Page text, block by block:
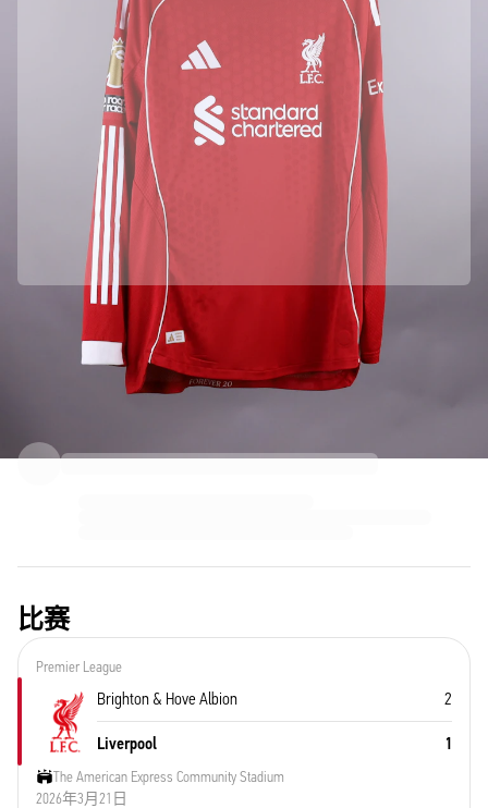
由Liverpool FC官方合作带来
本藏品由Liverpool FC官方提供，品质保障。
Fabricks验证加持
比赛
Premier League
Brighton & Hove Albion 2
Liverpool 1
The American Express Community Stadium
2026年3月21日